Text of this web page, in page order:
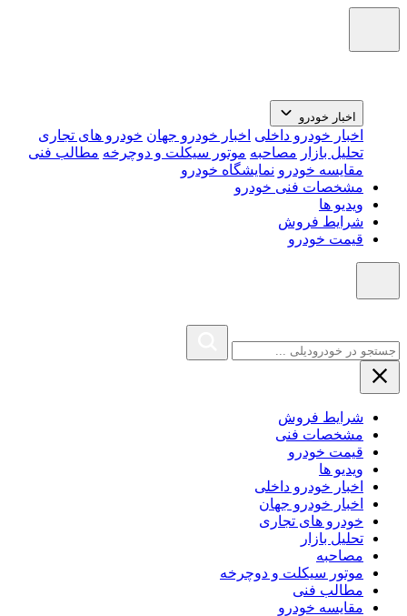
اخبار خودرو
اخبار خودرو داخلی اخبار خودرو جهان خودرو های تجاری
تحلیل بازار مصاحبه موتور سیکلت و دوچرخه مطالب فنی
مقایسه خودرو نمایشگاه خودرو
مشخصات فنی خودرو
ویدیو ها
شرایط فروش
قیمت خودرو
شرایط فروش
مشخصات فنی
قیمت خودرو
ویدیو ها
اخبار خودرو داخلی
اخبار خودرو جهان
خودرو های تجاری
تحلیل بازار
مصاحبه
موتور سیکلت و دوچرخه
مطالب فنی
مقایسه خودرو